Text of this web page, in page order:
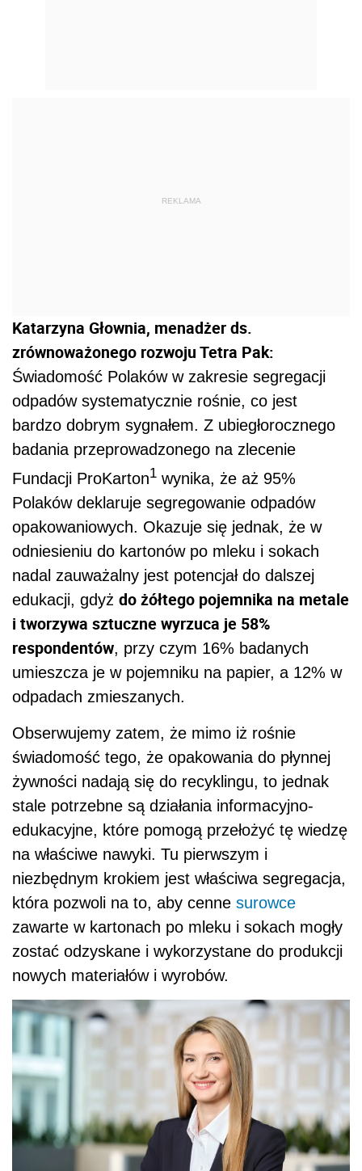
REKLAMA
Katarzyna Głownia, menadżer ds.
zrównoważonego rozwoju Tetra Pak:
Świadomość Polaków w zakresie segregacji
odpadów systematycznie rośnie, co jest
bardzo dobrym sygnałem. Z ubiegłorocznego
badania przeprowadzonego na zlecenie
Fundacji ProKarton1 wynika, że aż 95%
Polaków deklaruje segregowanie odpadów
opakowaniowych. Okazuje się jednak, że w
odniesieniu do kartonów po mleku i sokach
nadal zauważalny jest potencjał do dalszej
edukacji, gdyż do żółtego pojemnika na metale
i tworzywa sztuczne wyrzuca je 58%
respondentów, przy czym 16% badanych
umieszcza je w pojemniku na papier, a 12% w
odpadach zmieszanych.
Obserwujemy zatem, że mimo iż rośnie
świadomość tego, że opakowania do płynnej
żywności nadają się do recyklingu, to jednak
stale potrzebne są działania informacyjno-
edukacyjne, które pomogą przełożyć tę wiedzę
na właściwe nawyki. Tu pierwszym i
niezbędnym krokiem jest właściwa segregacja,
która pozwoli na to, aby cenne surowce
zawarte w kartonach po mleku i sokach mogły
zostać odzyskane i wykorzystane do produkcji
nowych materiałów i wyrobów.